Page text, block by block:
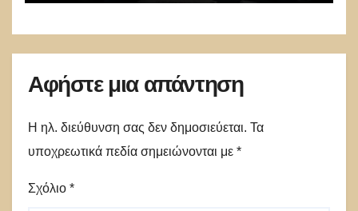
Αφήστε μια απάντηση
Η ηλ. διεύθυνση σας δεν δημοσιεύεται. Τα
υποχρεωτικά πεδία σημειώνονται με *
Σχόλιο *